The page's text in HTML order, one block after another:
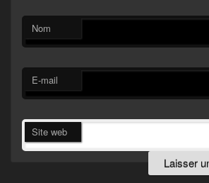
Nom
E-mail
Site web